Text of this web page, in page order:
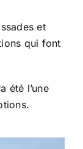
et
qui font
été l’une